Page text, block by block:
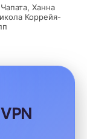
Ханна
Коррейя-